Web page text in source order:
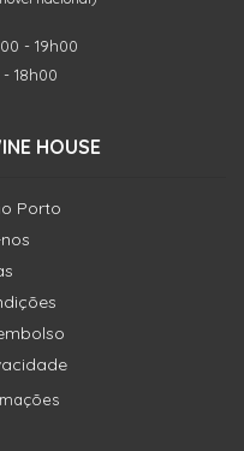
- 19h00
18h00
HOUSE
Porto